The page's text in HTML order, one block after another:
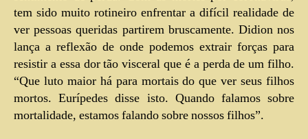
tem sido muito rotineiro enfrentar a difícil realidade de
ver pessoas queridas partirem bruscamente. Didion nos
lança a reflexão de onde podemos extrair forças para
resistir a essa dor tão visceral que é a perda de um filho.
“Que luto maior há para mortais do que ver seus filhos
mortos. Eurípedes disse isto. Quando falamos sobre
mortalidade, estamos falando sobre nossos filhos”.